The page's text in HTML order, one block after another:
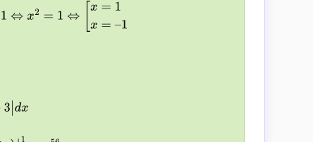
x2= 1⇔[x = 1x= 1
–